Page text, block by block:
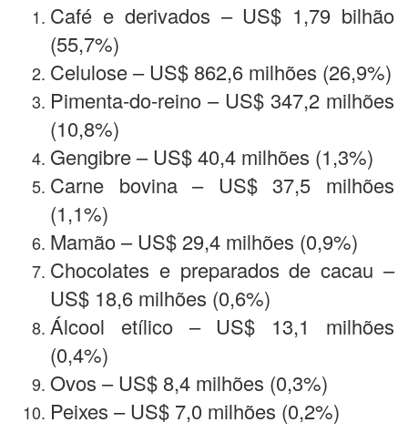
Café e derivados – US$ 1,79 bilhão
(55,7%)
Celulose – US$ 862,6 milhões (26,9%)
Pimenta-do-reino – US$ 347,2 milhões
(10,8%)
Gengibre – US$ 40,4 milhões (1,3%)
Carne bovina – US$ 37,5 milhões
(1,1%)
Mamão – US$ 29,4 milhões (0,9%)
Chocolates e preparados de cacau –
US$ 18,6 milhões (0,6%)
Álcool etílico – US$ 13,1 milhões
(0,4%)
Ovos – US$ 8,4 milhões (0,3%)
Peixes – US$ 7,0 milhões (0,2%)